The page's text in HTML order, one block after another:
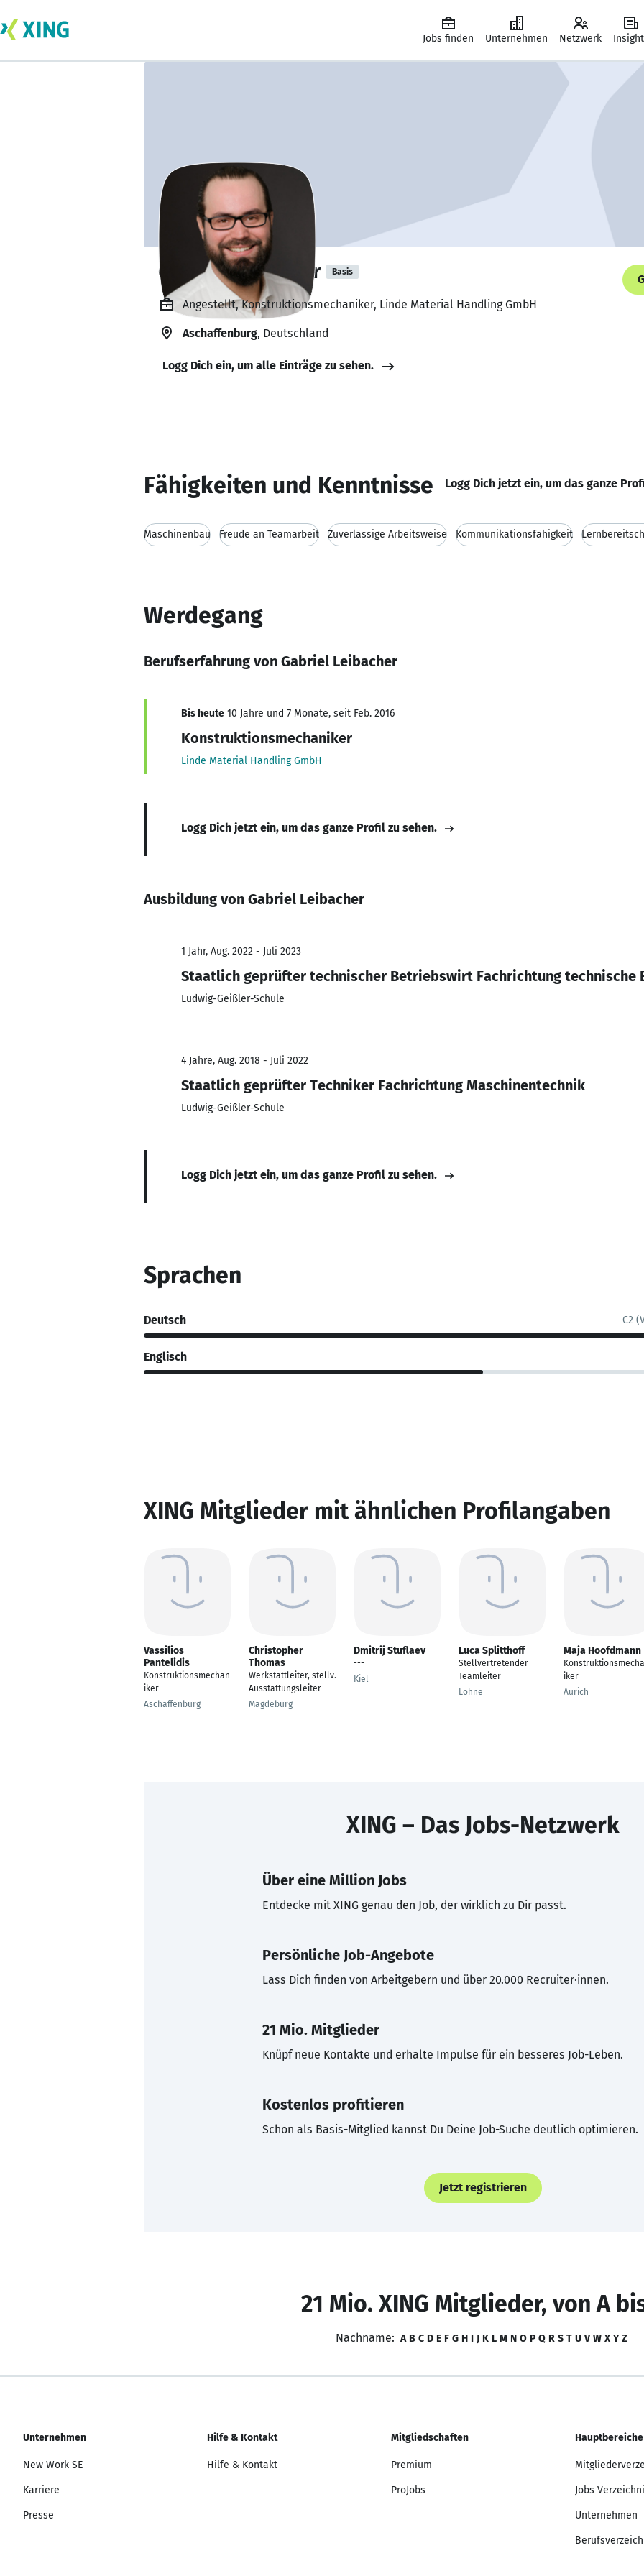
Jobs finden Unternehmen Netzwerk
Gabriel Leibacher Basis
Angestellt, Konstruktionsmechaniker, Linde Material Handling GmbH
Aschaffenburg, Deutschland
Logg Dich ein, um alle Einträge zu sehen.
Fähigkeiten und Kenntnisse Logg Dich jetzt ein, um das ganze
Maschinenbau Freude an Teamarbeit Zuverlässige Arbeitsweise Kommunikationsfähigkeit
Werdegang
Berufserfahrung von Gabriel Leibacher
Bis heute 10 Jahre und 7 Monate, seit Feb. 2016
Konstruktionsmechaniker
Linde Material Handling GmbH
Logg Dich jetzt ein, um das ganze Profil zu sehen.
Ausbildung von Gabriel Leibacher
1 Jahr, Aug. 2022 - Juli 2023
Staatlich geprüfter technischer Betriebswirt Fachrichtung
Ludwig-Geißler-Schule
4 Jahre, Aug. 2018 - Juli 2022
Staatlich geprüfter Techniker Fachrichtung Maschinentechnik
Ludwig-Geißler-Schule
Logg Dich jetzt ein, um das ganze Profil zu sehen.
Sprachen
Deutsch C2
Englisch
XING Mitglieder mit ähnlichen Profilangaben
Vassilios
Pantelidis
Konstruktionsmechan
iker
Aschaffenburg
Christopher
Thomas
Werkstattleiter, stellv.
Ausstattungsleiter
Magdeburg
Dmitrij Stuflaev
---
Kiel
Luca Splitthoff
Stellvertretender
Teamleiter
Löhne
Maja Hoofdmann
iker
Aurich
XING – Das Jobs-Netzwerk
Über eine Million Jobs
Entdecke mit XING genau den Job, der wirklich zu Dir passt.
Persönliche Job-Angebote
Lass Dich finden von Arbeitgebern und über 20.000 Recruiter·innen.
21 Mio. Mitglieder
Knüpf neue Kontakte und erhalte Impulse für ein besseres Job-Leben.
Kostenlos profitieren
Schon als Basis-Mitglied kannst Du Deine Job-Suche deutlich optimieren.
Jetzt registrieren
21 Mio. XING Mitglieder, von A
Nachname: A B C D E F G H I J K L M N O P Q R S T U V W X Y Z
Unternehmen
New Work SE
Karriere
Presse
Hilfe & Kontakt
Hilfe & Kontakt
Mitgliedschaften
Premium
ProJobs
Hauptbereiche
Jobs
Unternehmen